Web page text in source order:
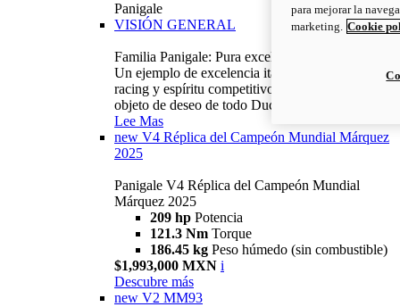
Panigale
VISIÓN GENERAL
Familia Panigale: Pura excelencia italiana.
Un ejemplo de excelencia italiana, con ADN
racing y espíritu competitivo: la Panigale es el
objeto de deseo de todo Ducatista.
Lee Mas
new V4 Réplica del Campeón Mundial Márquez
2025
Panigale V4 Réplica del Campeón Mundial
Márquez 2025
209 hp Potencia
121.3 Nm Torque
186.45 kg Peso húmedo (sin combustible)
$1,993,000 MXN i
Descubre más
new V2 MM93
para mejorar la
marketing. Cookie